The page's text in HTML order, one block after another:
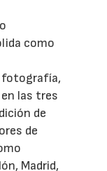
como
fotografía,
las tres
de
de
Madrid,